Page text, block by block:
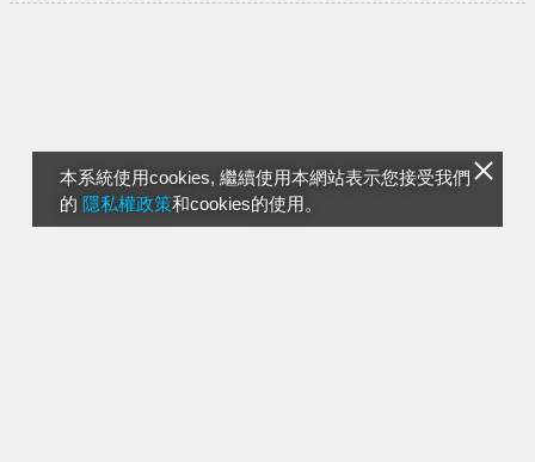
本系統使用cookies, 繼續使用本網站表示您接受我們
的 隱私權政策和cookies的使用。